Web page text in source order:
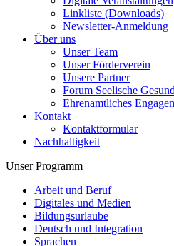
Linkliste (Downloads)
Newsletter-Anmeldung
Über uns
Unser Team
Unser Förderverein
Unsere Partner
Forum Seelische
Ehrenamtliches
Kontakt
Kontaktformular
Nachhaltigkeit
Unser Programm
Arbeit und Beruf
Digitales und Medien
Bildungsurlaube
Deutsch und Integration
Sprachen